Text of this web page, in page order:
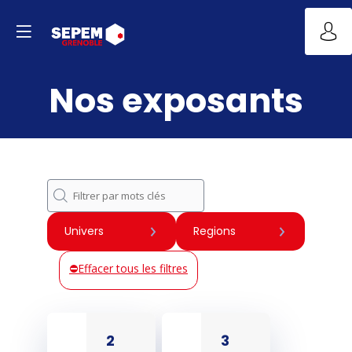
Nos exposants
Univers Regions
Effacer tous les filtres
2
3